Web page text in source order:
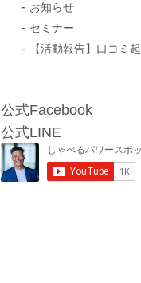
お知らせ
セミナー
【活動報告】口コミ
公式Facebook
公式LINE